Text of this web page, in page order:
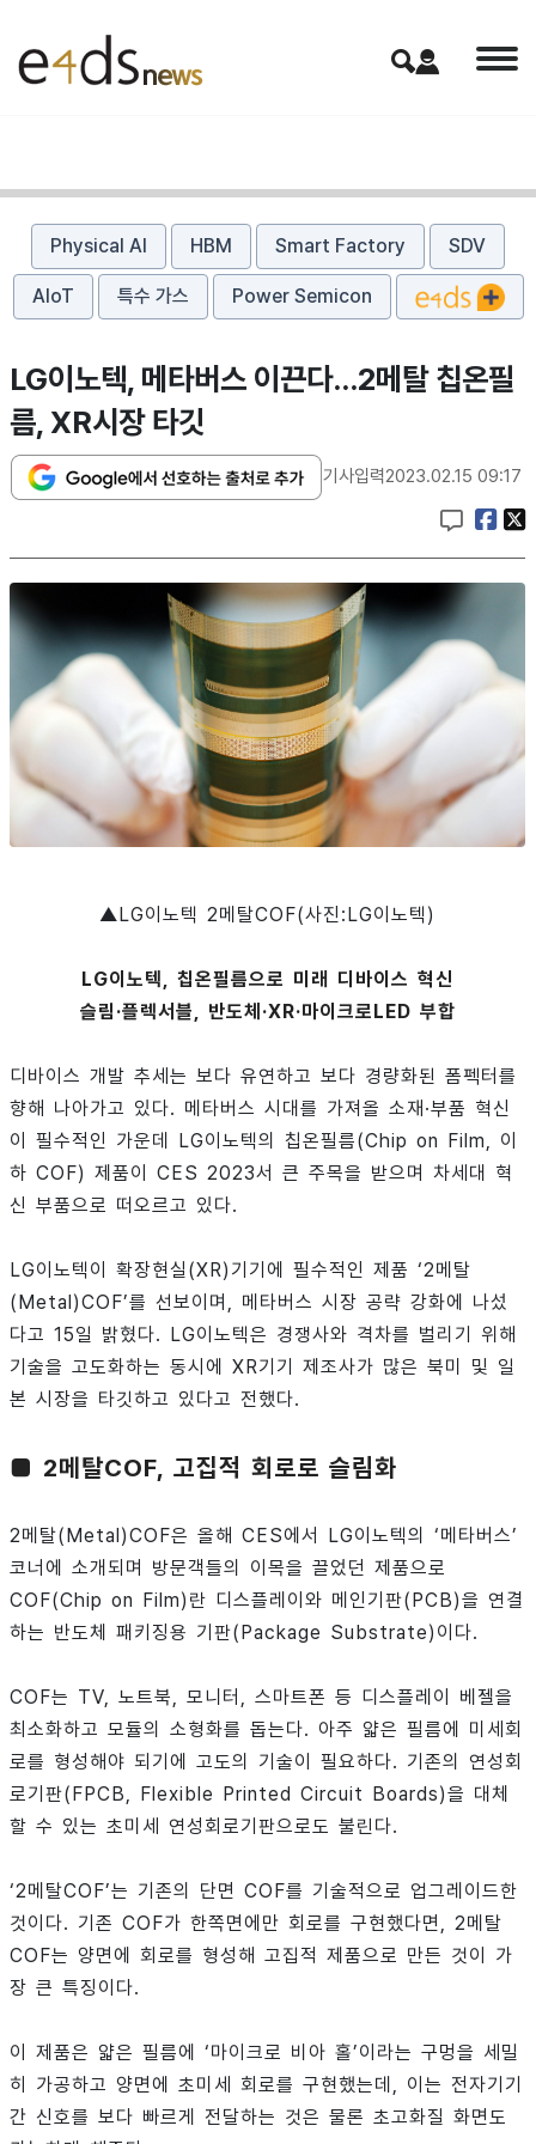
Physical AI HBM Smart Factory SDV
AIoT 특수 가스 Power Semicon
​LG이노텍, 메타버스 이끈다…2메탈 칩온필
름, XR시장 타깃
기사입력2023.02.15 09:17
▲LG이노텍 2메탈COF(사진:LG이노텍)
LG이노텍, 칩온필름으로 미래 디바이스 혁신
슬림·플렉서블, 반도체·XR·마이크로LED 부합
디바이스 개발 추세는 보다 유연하고 보다 경량화된 폼펙터를
향해 나아가고 있다. 메타버스 시대를 가져올 소재·부품 혁신
이 필수적인 가운데 LG이노텍의 칩온필름(Chip on Film, 이
하 COF) 제품이 CES 2023서 큰 주목을 받으며 차세대 혁
신 부품으로 떠오르고 있다.
LG이노텍이 확장현실(XR)기기에 필수적인 제품 ‘2메탈
(Metal)COF’를 선보이며, 메타버스 시장 공략 강화에 나섰
다고 15일 밝혔다. LG이노텍은 경쟁사와 격차를 벌리기 위해
기술을 고도화하는 동시에 XR기기 제조사가 많은 북미 및 일
본 시장을 타깃하고 있다고 전했다.
■ 2메탈COF, 고집적 회로로 슬림화
2메탈(Metal)COF은 올해 CES에서 LG이노텍의 ‘메타버스’
코너에 소개되며 방문객들의 이목을 끌었던 제품으로
COF(Chip on Film)란 디스플레이와 메인기판(PCB)을 연결
하는 반도체 패키징용 기판(Package Substrate)이다.
COF는 TV, 노트북, 모니터, 스마트폰 등 디스플레이 베젤을
최소화하고 모듈의 소형화를 돕는다. 아주 얇은 필름에 미세회
로를 형성해야 되기에 고도의 기술이 필요하다. 기존의 연성회
로기판(FPCB, Flexible Printed Circuit Boards)을 대체
할 수 있는 초미세 연성회로기판으로도 불린다.
‘2메탈COF’는 기존의 단면 COF를 기술적으로 업그레이드한
것이다. 기존 COF가 한쪽면에만 회로를 구현했다면, 2메탈
COF는 양면에 회로를 형성해 고집적 제품으로 만든 것이 가
장 큰 특징이다.
이 제품은 얇은 필름에 ‘마이크로 비아 홀’이라는 구멍을 세밀
히 가공하고 양면에 초미세 회로를 구현했는데, 이는 전자기기
간 신호를 보다 빠르게 전달하는 것은 물론 초고화질 화면도